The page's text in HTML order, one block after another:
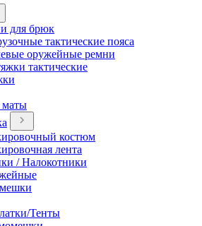
для брюк
тактические пояса
оружейные ремни
тактические
маты
костюм
лента
/ Налокотники
Тенты